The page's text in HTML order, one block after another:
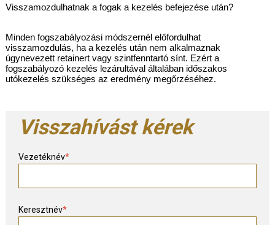
Visszamozdulhatnak a fogak a kezelés befejezése után?
Minden fogszabályozási módszernél előfordulhat
visszamozdulás, ha a kezelés után nem alkalmaznak
úgynevezett retainert vagy szintfenntartó sínt. Ezért a
fogszabályozó kezelés lezárultával általában időszakos
utókezelés szükséges az eredmény megőrzéséhez.
Visszahívást kérek
Vezetéknév*
Keresztnév*